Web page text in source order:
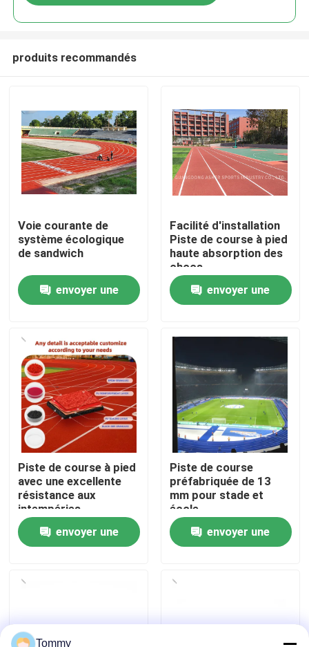
Accueil
Produits
À propos de nous
Visite de l'usine
Contrôle de qualité
Nous contacter
Demander un devis
produits recommandés
Voie courante de
système écologique
de sandwich
envoyer une
Facilité d'installation
Piste de course à pied
haute absorption des
chocs
envoyer une
Piste de course à pied
avec une excellente
résistance aux
intempéries
envoyer une
Piste de course
préfabriquée de 13
mm pour stade et
école
envoyer une
Tommy